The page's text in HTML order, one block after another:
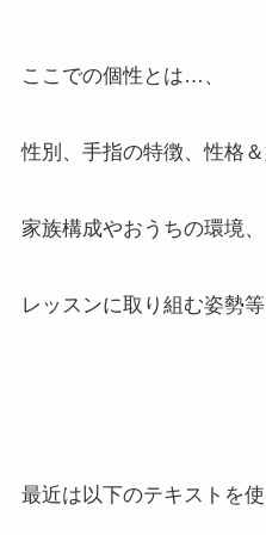
ここでの個性とは…、
性別、手指の特徴、性格＆
家族構成やおうちの環境、
レッスンに取り組む姿勢
最近は以下のテキストを使